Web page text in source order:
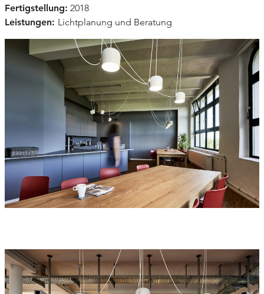
Fertigstellung: 2018
Leistungen: Lichtplanung und Beratung